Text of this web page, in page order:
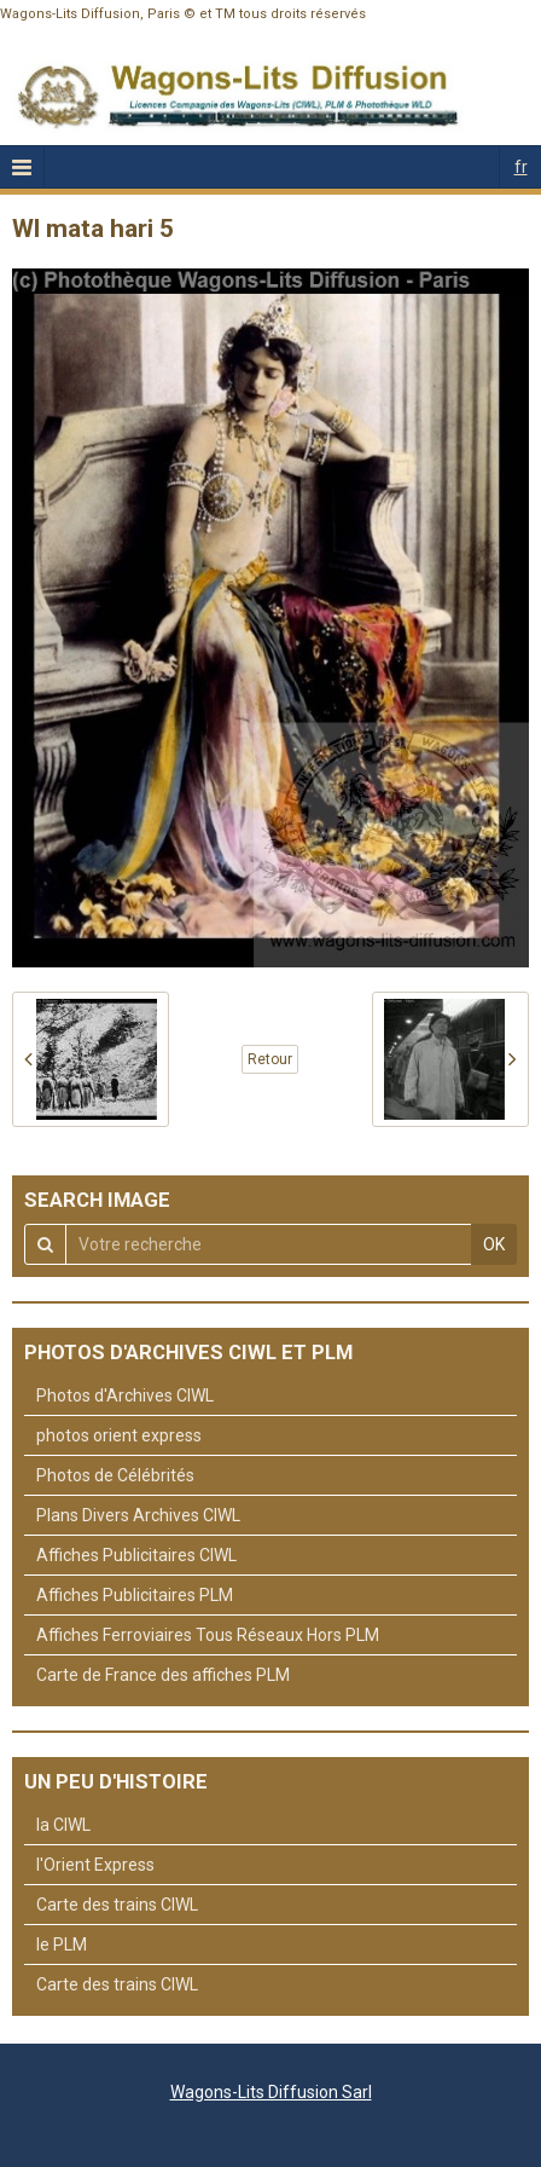
Wagons-Lits Diffusion, Paris © et TM tous droits réservés
fr
Wl mata hari 5
Retour
SEARCH IMAGE
OK
PHOTOS D'ARCHIVES CIWL ET PLM
Photos d'Archives CIWL
photos orient express
Photos de Célébrités
Plans Divers Archives CIWL
Affiches Publicitaires CIWL
Affiches Publicitaires PLM
Affiches Ferroviaires Tous Réseaux Hors PLM
Carte de France des affiches PLM
UN PEU D'HISTOIRE
la CIWL
l'Orient Express
Carte des trains CIWL
le PLM
Carte des trains CIWL
Wagons-Lits Diffusion Sarl